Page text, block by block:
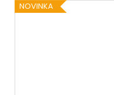
NOVINKA